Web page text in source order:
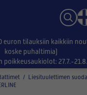
euron tilauksiin kaikkiin
koske puhaltimia)
poikkeusaukiolot: 27.7.-
/ Liesituulettimen